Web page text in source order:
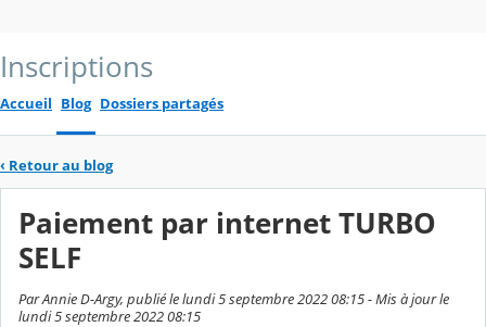
Inscriptions
Accueil Blog Dossiers partagés
‹ Retour au blog
Paiement par internet TURBO
SELF
Par Annie D-Argy, publié le lundi 5 septembre 2022 08:15 - Mis à jour le
lundi 5 septembre 2022 08:15